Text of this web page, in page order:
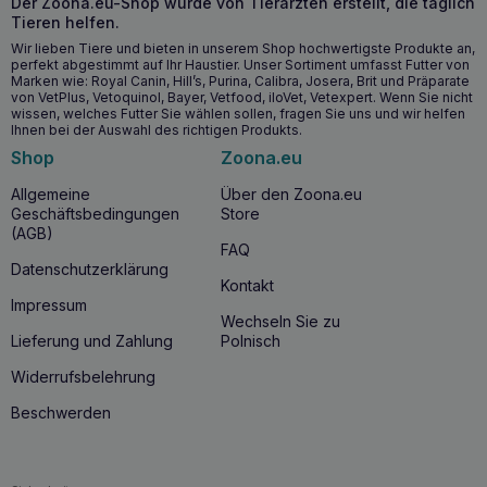
Verbesserung der Darmgesundheit durch MOS, FOS, β-
Glucane und Lactobacillus helveticus
Unterstützung der Entgiftung des Körpers durch
Fulvinsäure
Frischfleischanteil für hervorragenden Geschmack und
Akzeptanz bei Hunden
Wann lohnt es sich anzufangen?
CALIBRA VD Dog Snack Gastrointestinal
wenn bei Ihrem Hund chronische
Nahrungsmittelunverträglichkeiten
nicht auf Fischprotein zurückzuführen sind, chronische
Pankreatitis oder exokrine Pankreasinsuffizienz
diagnostiziert wurden. Dieses Leckerli ist für Hunde jeden
Alters geeignet, die eine spezielle tierärztliche Ernährung
benötigen.
Warum sollten Sie CALIBRA VD Dog Snack
Tieren helfen.
Wir lieben Tiere und bieten in unserem Shop hochwertigste Produkte an,
perfekt abgestimmt auf Ihr Haustier. Unser Sortiment umfasst Futter von
Marken wie: Royal Canin, Hill’s, Purina, Calibra, Josera, Brit und Präparate
von VetPlus, Vetoquinol, Bayer, Vetfood, iloVet, Vetexpert. Wenn Sie nicht
wissen, welches Futter Sie wählen sollen, fragen Sie uns und wir helfen
Ihnen bei der Auswahl des richtigen Produkts.
Shop
Allgemeine
Geschäftsbedingungen
(AGB)
Datenschutzerklärung
Impressum
Lieferung und Zahlung
Widerrufsbelehrung
Beschwerden
Zoona.eu
Über den Zoona.eu
Store
FAQ
Kontakt
Wechseln Sie zu
Polnisch